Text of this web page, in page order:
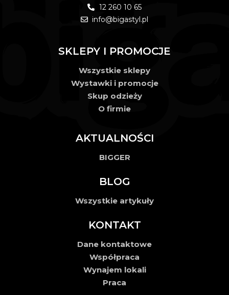
12 260 10 65
info@bigastyl.pl
SKLEPY I PROMOCJE
Wszystkie sklepy
Wystawki i promocje
Skup odzieży
O firmie
AKTUALNOŚCI
BIGGER
BLOG
Wszystkie artykuły
KONTAKT
Dane kontaktowe
Współpraca
Wynajem lokali
Praca